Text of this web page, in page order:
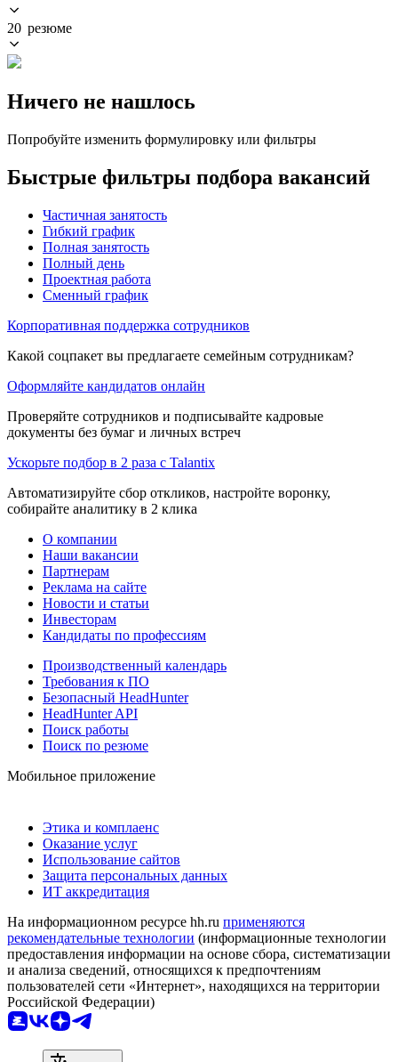
20 резюме
Ничего не нашлось
Попробуйте изменить формулировку или фильтры
Быстрые фильтры подбора вакансий
Частичная занятость
Гибкий график
Полная занятость
Полный день
Проектная работа
Сменный график
Корпоративная поддержка сотрудников
Какой соцпакет вы предлагаете семейным сотрудникам?
Оформляйте кандидатов онлайн
Проверяйте сотрудников и подписывайте кадровые
документы без бумаг и личных встреч
Ускорьте подбор в 2 раза с Talantix
Автоматизируйте сбор откликов, настройте воронку,
собирайте аналитику в 2 клика
О компании
Наши вакансии
Партнерам
Реклама на сайте
Новости и статьи
Инвесторам
Кандидаты по профессиям
Производственный календарь
Требования к ПО
Безопасный HeadHunter
HeadHunter API
Поиск работы
Поиск по резюме
Мобильное приложение
Этика и комплаенс
Оказание услуг
Использование сайтов
Защита персональных данных
ИТ аккредитация
На информационном ресурсе hh.ru применяются
рекомендательные технологии (информационные технологии
предоставления информации на основе сбора, систематизации
и анализа сведений, относящихся к предпочтениям
пользователей сети «Интернет», находящихся на территории
Российской Федерации)